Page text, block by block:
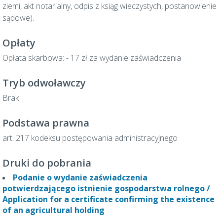
ziemi, akt notarialny, odpis z ksiąg wieczystych, postanowienie
sądowe).
Opłaty
Opłata skarbowa: - 17 zł za wydanie zaświadczenia
Tryb odwoławczy
Brak
Podstawa prawna
art. 217 kodeksu postępowania administracyjnego
Druki do pobrania
Podanie o wydanie zaświadczenia
potwierdzającego istnienie gospodarstwa rolnego /
Application for a certificate confirming the existence
of an agricultural holding